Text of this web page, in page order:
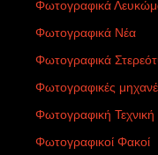
Φωτογραφικά
Φωτογραφικά Νέα
Φωτογραφικά
Φωτογραφικές
Φωτογραφική Τεχνική
Φωτογραφικοί Φακοί